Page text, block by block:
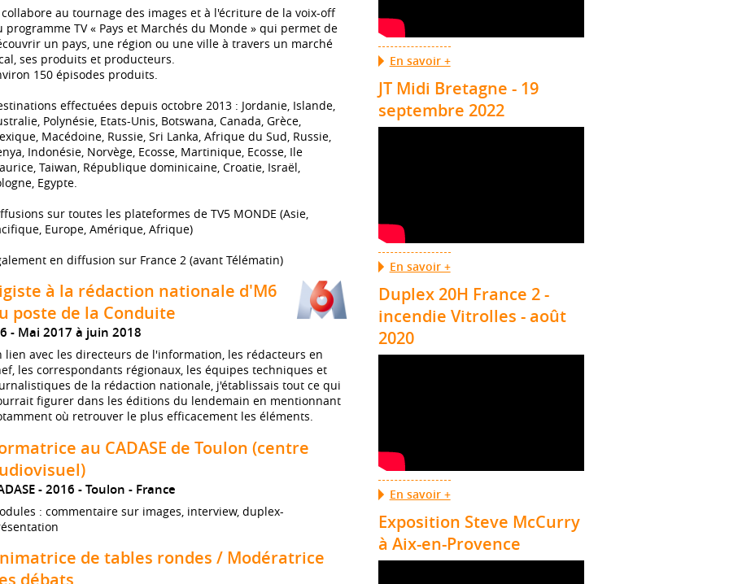
collabore au tournage des images et à l'écriture de la voix-off
programme TV « Pays et Marchés du Monde » qui permet de
un pays, une région ou une ville à travers un marché
ses produits et producteurs.
150 épisodes produits.
effectuées depuis octobre 2013 : Jordanie, Islande,
Polynésie, Etats-Unis, Botswana, Canada, Grèce,
Macédoine, Russie, Sri Lanka, Afrique du Sud, Russie,
Indonésie, Norvège, Ecosse, Martinique, Ecosse, Ile
Taiwan, République dominicaine, Croatie, Israël,
Egypte.
sur toutes les plateformes de TV5 MONDE (Asie,
Europe, Amérique, Afrique)
en diffusion sur France 2 (avant Télématin)
à la rédaction nationale d'M6
poste de la Conduite
Mai 2017 à juin 2018
lien avec les directeurs de l'information, les rédacteurs en
les correspondants régionaux, les équipes techniques et
de la rédaction nationale, j'établissais tout ce qui
figurer dans les éditions du lendemain en mentionnant
où retrouver le plus efficacement les éléments.
au CADASE de Toulon (centre
2016 Toulon France
: commentaire sur images, interview, duplex-
de tables rondes / Modératrice
débats
En savoir +
JT Midi Bretagne - 19
septembre 2022
En savoir +
Duplex 20H France 2 -
incendie Vitrolles - août
2020
En savoir +
Exposition Steve McCurry
à Aix-en-Provence